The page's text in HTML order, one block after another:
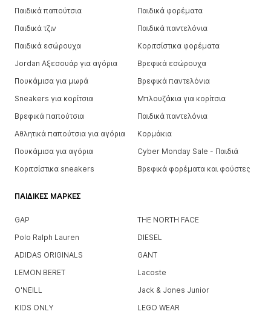
Παιδικά παπούτσια
Παιδικά φορέματα
Παιδικά τζιν
Παιδικά παντελόνια
Παιδικά εσώρουχα
Κοριτσίστικα φορέματα
Jordan Αξεσουάρ για αγόρια
Βρεφικά εσώρουχα
Πουκάμισα για μωρά
Βρεφικά παντελόνια
Sneakers για κορίτσια
Μπλουζάκια για κορίτσια
Βρεφικά παπούτσια
Παιδικά παντελόνια
Αθλητικά παπούτσια για αγόρια
Κορμάκια
Πουκάμισα για αγόρια
Cyber Monday Sale - Παιδιά
Κοριτσίστικα sneakers
Βρεφικά φορέματα και φούστες
ΠΑΙΔΙΚΈΣ ΜΆΡΚΕΣ
GAP
THE NORTH FACE
Polo Ralph Lauren
DIESEL
ADIDAS ORIGINALS
GANT
LEMON BERET
Lacoste
O'NEILL
Jack & Jones Junior
KIDS ONLY
LEGO WEAR